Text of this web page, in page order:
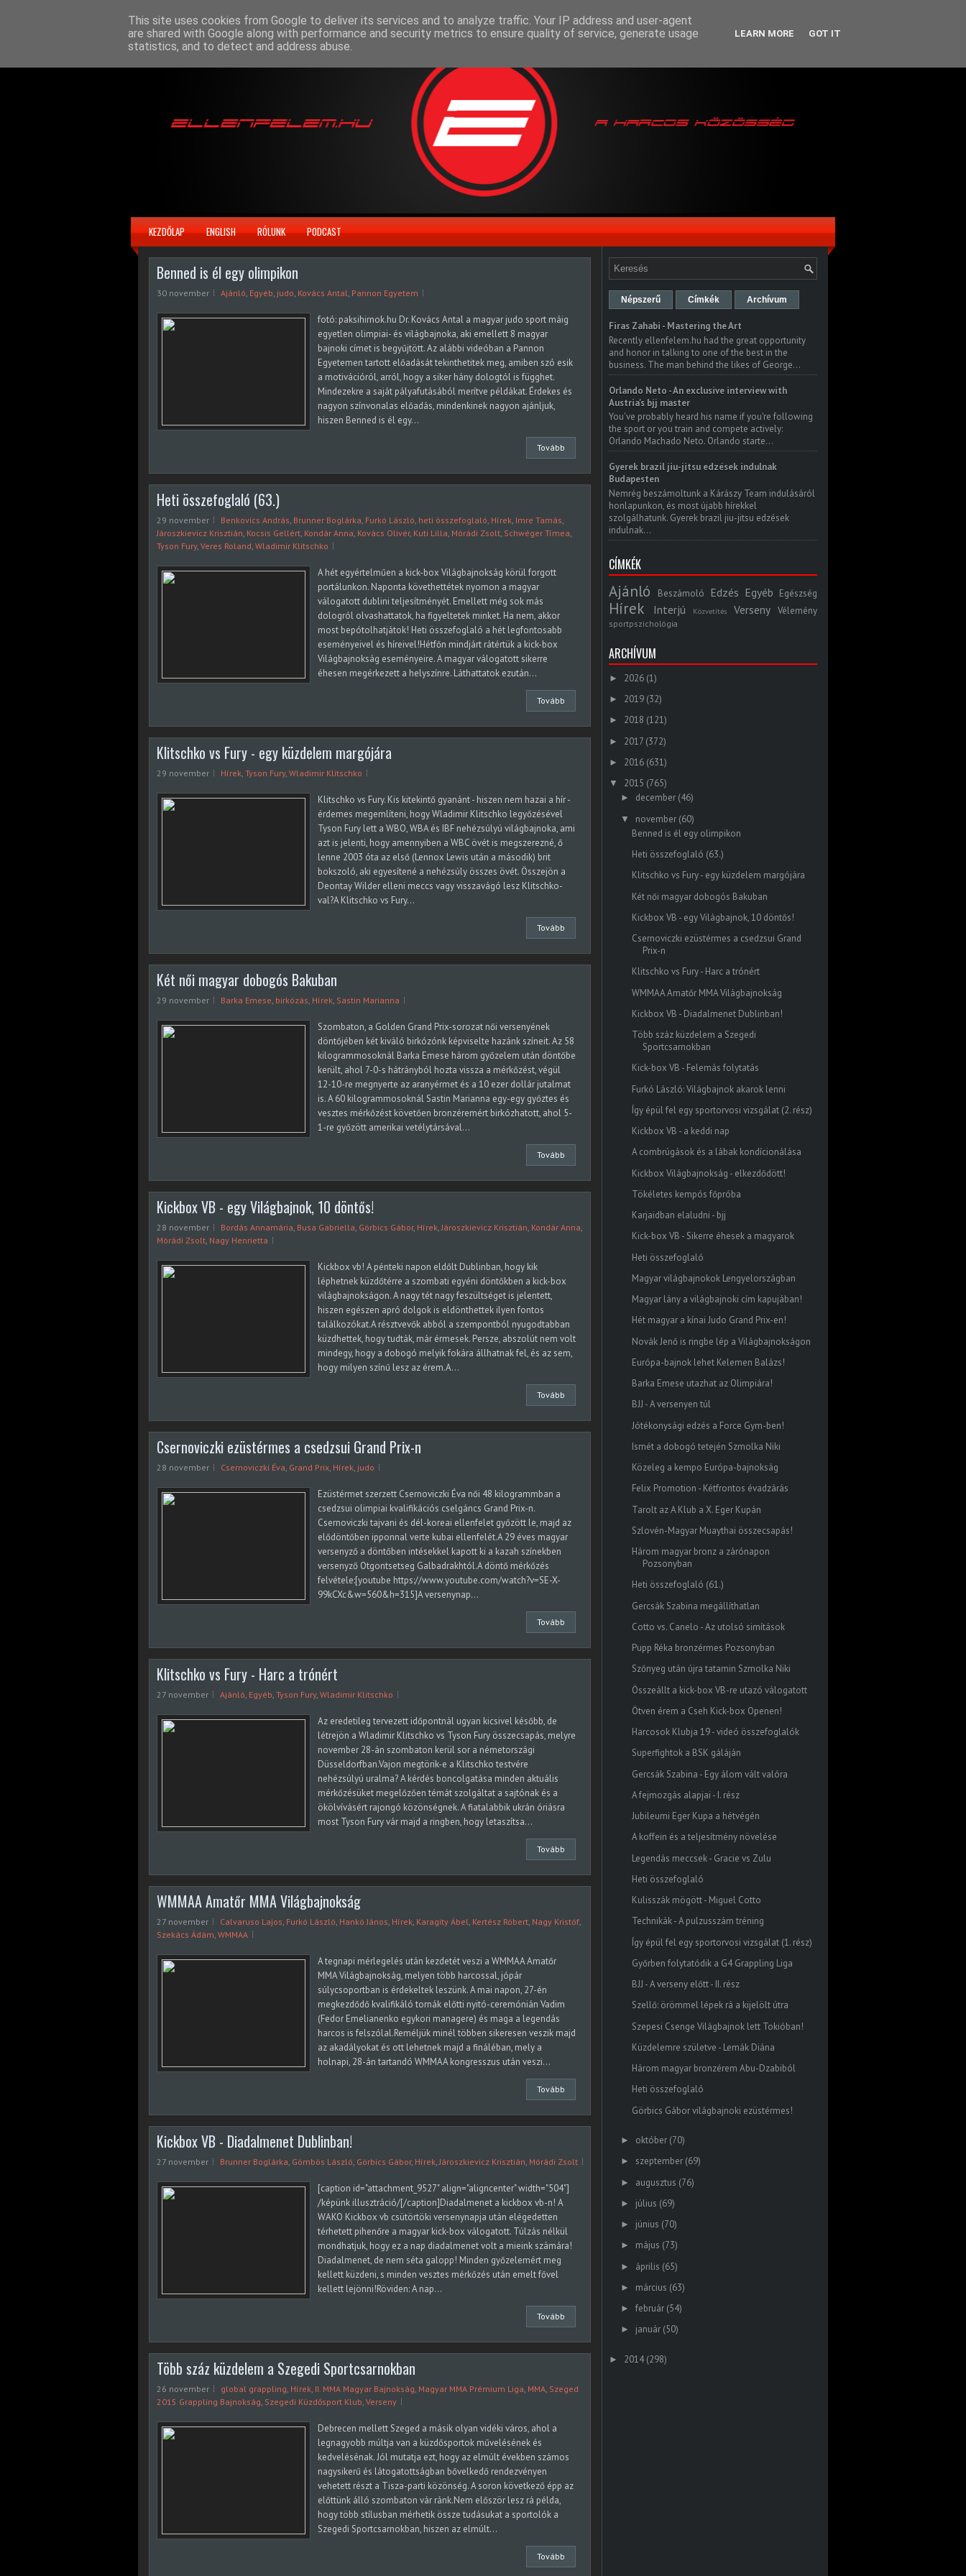
KEZDŐLAP ENGLISH RÓLUNK PODCAST
Benned is él egy olimpikon
30 november Ajánló, Egyéb, judo, Kovács Antal, Pannon Egyetem
fotó: paksihirnok.hu Dr. Kovács Antal a magyar judo sport máig
egyetlen olimpiai- és világbajnoka, aki emellett 8 magyar
bajnoki címet is begyűjtött. Az alábbi videóban a Pannon
Egyetemen tartott előadását tekinthetitek meg, amiben szó esik
a motivációról, arról, hogy a siker hány dologtól is függhet.
Mindezekre a saját pályafutásából merítve példákat. Érdekes és
nagyon színvonalas előadás, mindenkinek nagyon ajánljuk,
hiszen Benned is él egy...
Tovább
Heti összefoglaló (63.)
29 november Benkovics András, Brunner Boglárka, Furkó László, heti összefoglaló, Hírek, Imre Tamás,
Jároszkievicz Krisztián, Kocsis Gellért, Kondár Anna, Kovács Olivér, Kuti Lilla, Mórádi Zsolt, Schwéger Tímea,
Tyson Fury, Veres Roland, Wladimir Klitschko
A hét egyértelműen a kick-box Világbajnokság körül forgott
portálunkon. Naponta követhettétek nyomon a magyar
válogatott dublini teljesítményét. Emellett még sok más
dologról olvashattatok, ha figyeltetek minket. Ha nem, akkor
most bepótolhatjátok! Heti összefoglaló a hét legfontosabb
eseményeivel és híreivel!Hétfőn mindjárt rátértük a kick-box
Világbajnokság eseményeire. A magyar válogatott sikerre
éhesen megérkezett a helyszínre. Láthattatok ezután...
Tovább
Klitschko vs Fury - egy küzdelem margójára
29 november Hírek, Tyson Fury, Wladimir Klitschko
Klitschko vs Fury. Kis kitekintő gyanánt - hiszen nem hazai a hír -
érdemes megemlíteni, hogy Wladimir Klitschko legyőzésével
Tyson Fury lett a WBO, WBA és IBF nehézsúlyú világbajnoka, ami
azt is jelenti, hogy amennyiben a WBC övét is megszerezné, ő
lenne 2003 óta az első (Lennox Lewis után a második) brit
bokszoló, aki egyesítené a nehézsúly összes övét. Összejön a
Deontay Wilder elleni meccs vagy visszavágó lesz Klitschko-
val?A Klitschko vs Fury...
Tovább
Két női magyar dobogós Bakuban
29 november Barka Emese, birkózás, Hírek, Sastin Marianna
Szombaton, a Golden Grand Prix-sorozat női versenyének
döntőjében két kiváló birkózónk képviselte hazánk színeit. Az 58
kilogrammosoknál Barka Emese három győzelem után döntőbe
került, ahol 7-0-s hátrányból hozta vissza a mérkőzést, végül
12-10-re megnyerte az aranyérmet és a 10 ezer dollár jutalmat
is. A 60 kilogrammosoknál Sastin Marianna egy-egy győztes és
vesztes mérkőzést követően bronzéremért birkózhatott, ahol 5-
1-re győzött amerikai vetélytársával...
Tovább
Kickbox VB - egy Világbajnok, 10 döntős!
28 november Bordás Annamária, Busa Gabriella, Görbics Gábor, Hírek,Jároszkievicz Krisztián, Kondár Anna,
Mórádi Zsolt, Nagy Henrietta
Kickbox vb! A pénteki napon eldőlt Dublinban, hogy kik
léphetnek küzdőtérre a szombati egyéni döntőkben a kick-box
világbajnokságon. A nagy tét nagy feszültséget is jelentett,
hiszen egészen apró dolgok is eldönthettek ilyen fontos
találkozókat.A résztvevők abból a szempontból nyugodtabban
küzdhettek, hogy tudták, már érmesek. Persze, abszolút nem volt
mindegy, hogy a dobogó melyik fokára állhatnak fel, és az sem,
hogy milyen színű lesz az érem.A...
Tovább
Csernoviczki ezüstérmes a csedzsui Grand Prix-n
28 november Csernoviczki Éva, Grand Prix, Hírek, judo
Ezüstérmet szerzett Csernoviczki Éva női 48 kilogrammban a
csedzsui olimpiai kvalifikációs cselgáncs Grand Prix-n.
Csernoviczki tajvani és dél-koreai ellenfelet győzött le, majd az
elődöntőben ipponnal verte kubai ellenfelét.A 29 éves magyar
versenyző a döntőben intésekkel kapott ki a kazah színekben
versenyző Otgontsetseg Galbadrakhtól.A döntő mérkőzés
felvétele:[youtube https://www.youtube.com/watch?v=SE-X-
99kCXc&w=560&h=315]A versenynap...
Tovább
Klitschko vs Fury - Harc a trónért
27 november Ajánló, Egyéb, Tyson Fury, Wladimir Klitschko
Az eredetileg tervezett időpontnál ugyan kicsivel később, de
létrejön a Wladimir Klitschko vs Tyson Fury összecsapás, melyre
november 28-án szombaton kerül sor a németországi
Düsseldorfban.Vajon megtörik-e a Klitschko testvére
nehézsúlyú uralma? A kérdés boncolgatása minden aktuális
mérkőzésüket megelőzően témát szolgáltat a sajtónak és a
ökölvívásért rajongó közönségnek. A fiatalabbik ukrán óriásra
most Tyson Fury vár majd a ringben, hogy letaszítsa...
Tovább
WMMAA Amatőr MMA Világbajnokság
27 november Calvaruso Lajos, Furkó László, Hankó János, Hírek, Karagity Ábel, Kertész Róbert, Nagy Kristóf,
Szekács Ádám, WMMAA
A tegnapi mérlegelés után kezdetét veszi a WMMAA Amatőr
MMA Világbajnokság, melyen több harcossal, jópár
súlycsoportban is érdekeltek leszünk. A mai napon, 27-én
megkezdődő kvalifikáló tornák előtti nyitó-ceremónián Vadim
(Fedor Emelianenko egykori managere) és maga a legendás
harcos is felszólal.Reméljük minél többen sikeresen veszik majd
az akadályokat és ott lehetnek majd a fináléban, mely a
holnapi, 28-án tartandó WMMAA kongresszus után veszi...
Tovább
Kickbox VB - Diadalmenet Dublinban!
27 november Brunner Boglárka, Gömbös László, Görbics Gábor, Hírek,Jároszkievicz Krisztián, Mórádi Zsolt
[caption id="attachment_9527" align="aligncenter" width="504"]
/képünk illusztráció/[/caption]Diadalmenet a kickbox vb-n! A
WAKO Kickbox vb csütörtöki versenynapja után elégedetten
térhetett pihenőre a magyar kick-box válogatott. Túlzás nélkül
mondhatjuk, hogy ez a nap diadalmenet volt a mieink számára!
Diadalmenet, de nem séta galopp! Minden győzelemért meg
kellett küzdeni, s minden vesztes mérkőzés után emelt fővel
kellett lejönni!Röviden: A nap...
Tovább
Több száz küzdelem a Szegedi Sportcsarnokban
26 november global grappling, Hírek, II. MMA Magyar Bajnokság, Magyar MMA Prémium Liga, MMA, Szeged
2015 Grappling Bajnokság, Szegedi Küzdősport Klub, Verseny
Debrecen mellett Szeged a másik olyan vidéki város, ahol a
legnagyobb múltja van a küzdősportok művelésének és
kedvelésénak. Jól mutatja ezt, hogy az elmúlt években számos
nagysikerű és látogatottságban bővelkedő rendezvényen
vehetett részt a Tisza-parti közönség. A soron következő épp az
előttünk álló szombaton vár ránk.Nem először lesz rá példa,
hogy több stílusban mérhetik össze tudásukat a sportolók a
Szegedi Sportcsarnokban, hiszen az elmúlt...
Tovább
Népszerű Címkék Archívum
Firas Zahabi - Mastering the Art
Recently ellenfelem.hu had the great opportunity
and honor in talking to one of the best in the
business. The man behind the likes of George...
Orlando Neto - An exclusive interview with
Austria's bjj master
You've probably heard his name if you're following
the sport or you train and compete actively:
Orlando Machado Neto. Orlando starte...
Gyerek brazil jiu-jitsu edzések indulnak
Budapesten
Nemrég beszámoltunk a Kárászy Team indulásáról
honlapunkon, és most újabb hírekkel
szolgálhatunk. Gyerek brazil jiu-jitsu edzések
indulnak...
CÍMKÉK
Ajánló Beszámoló Edzés Egyéb Egészség
Hírek Interjú Közvetítés Verseny Vélemény
sportpszichológia
ARCHÍVUM
► 2026 (1)
► 2019 (32)
► 2018 (121)
► 2017 (372)
► 2016 (631)
▼ 2015 (765)
► december (46)
▼ november (60)
Benned is él egy olimpikon
Heti összefoglaló (63.)
Klitschko vs Fury - egy küzdelem margójára
Két női magyar dobogós Bakuban
Kickbox VB - egy Világbajnok, 10 döntős!
Csernoviczki ezüstérmes a csedzsui Grand
Prix-n
Klitschko vs Fury - Harc a trónért
WMMAA Amatőr MMA Világbajnokság
Kickbox VB - Diadalmenet Dublinban!
Több száz küzdelem a Szegedi
Sportcsarnokban
Kick-box VB - Felemás folytatás
Furkó László: Világbajnok akarok lenni
Így épül fel egy sportorvosi vizsgálat (2. rész)
Kickbox VB - a keddi nap
A combrúgások és a lábak kondícionálása
Kickbox Világbajnokság - elkezdődött!
Tökéletes kempós főpróba
Karjaidban elaludni - bjj
Kick-box VB - Sikerre éhesek a magyarok
Heti összefoglaló
Magyar világbajnokok Lengyelországban
Magyar lány a világbajnoki cím kapujában!
Hét magyar a kínai Judo Grand Prix-en!
Novák Jenő is ringbe lép a Világbajnokságon
Európa-bajnok lehet Kelemen Balázs!
Barka Emese utazhat az Olimpiára!
BJJ - A versenyen túl
Jótékonysági edzés a Force Gym-ben!
Ismét a dobogó tetején Szmolka Niki
Közeleg a kempo Európa-bajnokság
Felix Promotion - Kétfrontos évadzárás
Tarolt az A Klub a X. Eger Kupán
Szlovén-Magyar Muaythai összecsapás!
Három magyar bronz a zárónapon
Pozsonyban
Heti összefoglaló (61.)
Gercsák Szabina megállíthatlan
Cotto vs. Canelo - Az utolsó simítások
Pupp Réka bronzérmes Pozsonyban
Szőnyeg után újra tatamin Szmolka Niki
Összeállt a kick-box VB-re utazó válogatott
Ötven érem a Cseh Kick-box Openen!
Harcosok Klubja 19 - videó összefoglalók
Superfightok a BSK gáláján
Gercsák Szabina - Egy álom vált valóra
A fejmozgás alapjai - I. rész
Jubileumi Eger Kupa a hétvégén
A koffein és a teljesítmény növelése
Legendás meccsek - Gracie vs Zulu
Heti összefoglaló
Kulisszák mögött - Miguel Cotto
Technikák - A pulzusszám tréning
Így épül fel egy sportorvosi vizsgálat (1. rész)
Győrben folytatódik a G4 Grappling Liga
BJJ - A verseny előtt - II. rész
Szellő: örömmel lépek rá a kijelölt útra
Szepesi Csenge Világbajnok lett Tokióban!
Küzdelemre születve - Lemák Diána
Három magyar bronzérem Abu-Dzabiból
Heti összefoglaló
Görbics Gábor világbajnoki ezüstérmes!
► október (70)
► szeptember (69)
► augusztus (76)
► július (69)
► június (70)
► május (73)
► április (65)
► március (63)
► február (54)
► január (50)
► 2014 (298)
This site uses cookies from Google to deliver its services and to analyze traffic. Your IP address and user-agent
are shared with Google along with performance and security metrics to ensure quality of service, generate usage
statistics, and to detect and address abuse.
LEARN MORE GOT IT